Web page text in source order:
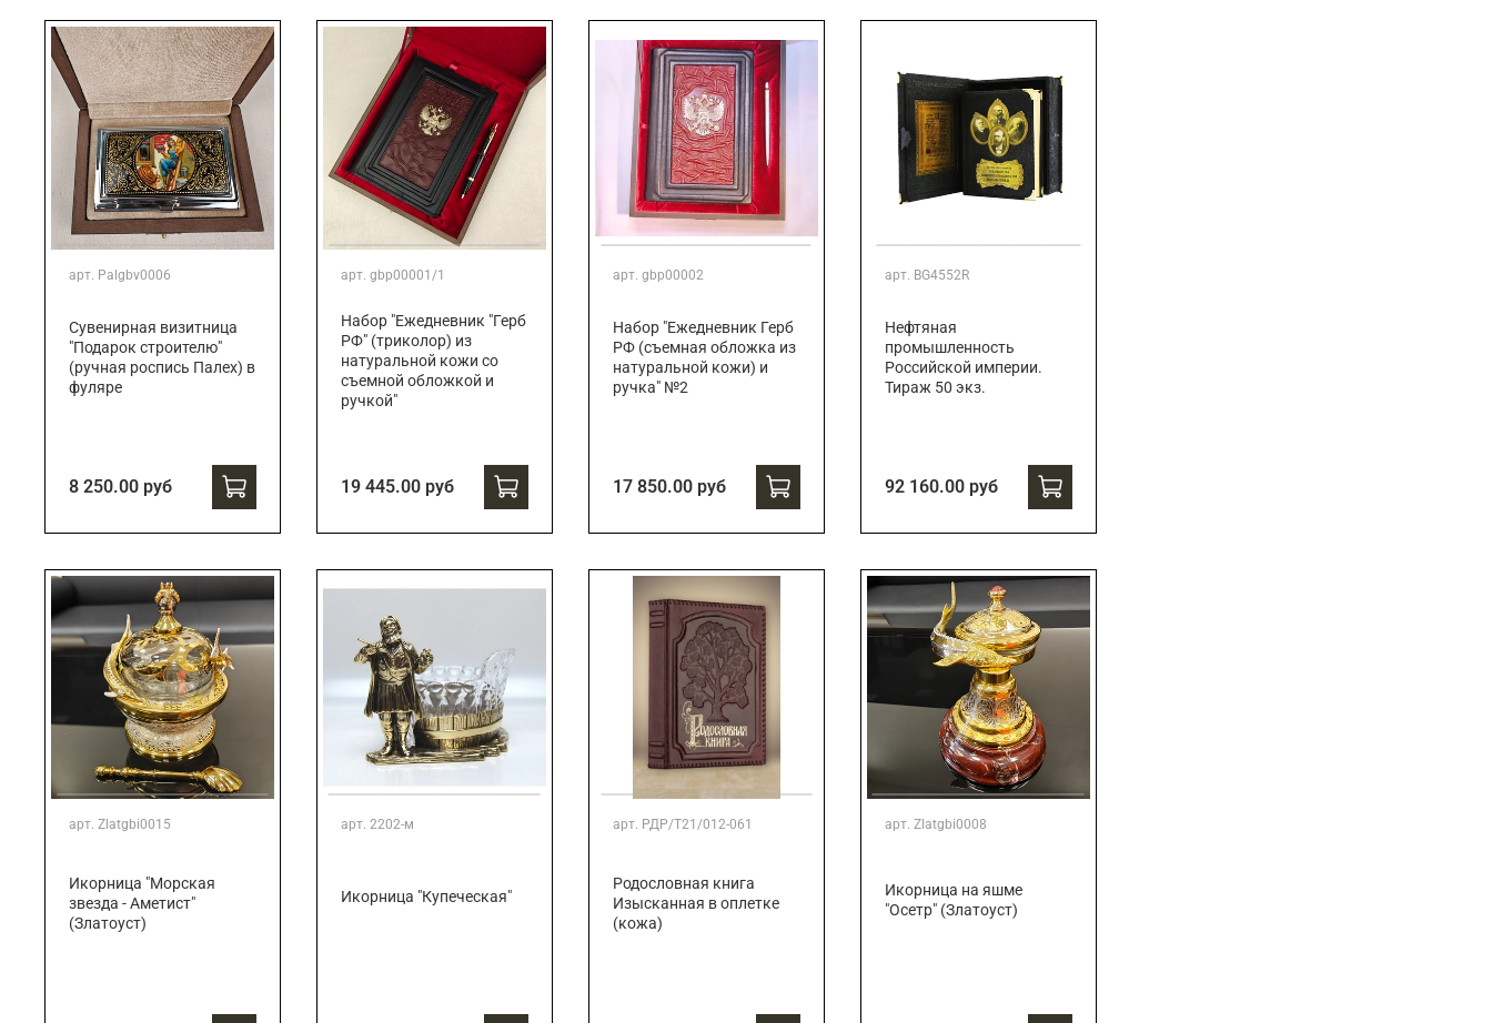
арт. Palgbv0006
Сувенирная визитница
"Подарок строителю"
(ручная роспись Палех) в
фуляре
8 250.00 руб
арт. gbp00001/1
Набор "Ежедневник "Герб
РФ" (триколор) из
натуральной кожи со
съемной обложкой и
ручкой"
19 445.00 руб
арт. gbp00002
Набор "Ежедневник Герб
РФ (съемная обложка из
натуральной кожи) и
ручка" №2
17 850.00 руб
арт. BG4552R
Нефтяная
промышленность
Российской империи.
Тираж 50 экз.
92 160.00 руб
арт. Zlatgbi0015
Икорница "Морская
звезда - Аметист"
(Златоуст)
арт. 2202-м
Икорница "Купеческая"
арт. РДР/Т21/012-061
Родословная книга
Изысканная в оплетке
(кожа)
арт. Zlatgbi0008
Икорница на яшме
"Осетр" (Златоуст)